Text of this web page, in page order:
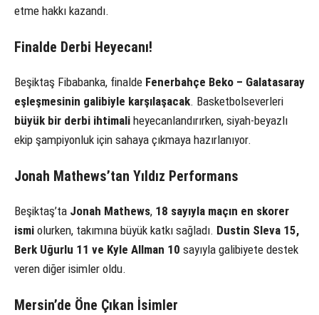
etme hakkı kazandı.
Finalde Derbi Heyecanı!
Beşiktaş Fibabanka, finalde Fenerbahçe Beko – Galatasaray
eşleşmesinin galibiyle karşılaşacak. Basketbolseverleri
büyük bir derbi ihtimali heyecanlandırırken, siyah-beyazlı
ekip şampiyonluk için sahaya çıkmaya hazırlanıyor.
Jonah Mathews’tan Yıldız Performans
Beşiktaş’ta Jonah Mathews, 18 sayıyla maçın en skorer
ismi olurken, takımına büyük katkı sağladı. Dustin Sleva 15,
Berk Uğurlu 11 ve Kyle Allman 10 sayıyla galibiyete destek
veren diğer isimler oldu.
Mersin’de Öne Çıkan İsimler